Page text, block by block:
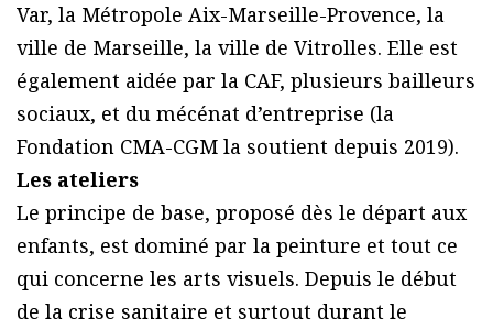
Var, la Métropole Aix-Marseille-Provence, la
ville de Marseille, la ville de Vitrolles. Elle est
également aidée par la CAF, plusieurs bailleurs
sociaux, et du mécénat d’entreprise (la
Fondation CMA-CGM la soutient depuis 2019).
Les ateliers
Le principe de base, proposé dès le départ aux
enfants, est dominé par la peinture et tout ce
qui concerne les arts visuels. Depuis le début
de la crise sanitaire et surtout durant le